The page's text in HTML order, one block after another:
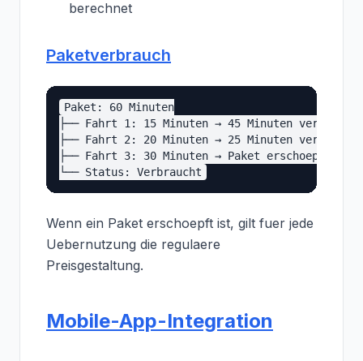
berechnet
Paketverbrauch
Paket: 60 Minuten
├── Fahrt 1: 15 Minuten → 45 Minuten
├── Fahrt 2: 20 Minuten → 25 Minuten
├── Fahrt 3: 30 Minuten → Paket erschoepft (5
Wenn ein Paket erschoepft ist, gilt fuer jede
Uebernutzung die regulaere
Preisgestaltung.
Mobile-App-Integration